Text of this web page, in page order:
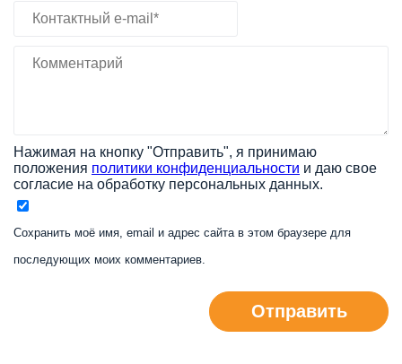
Нажимая на кнопку "Отправить", я принимаю
положения политики конфиденциальности и даю свое
согласие на обработку персональных данных.
Сохранить моё имя, email и адрес сайта в этом браузере для
последующих моих комментариев.
Отправить